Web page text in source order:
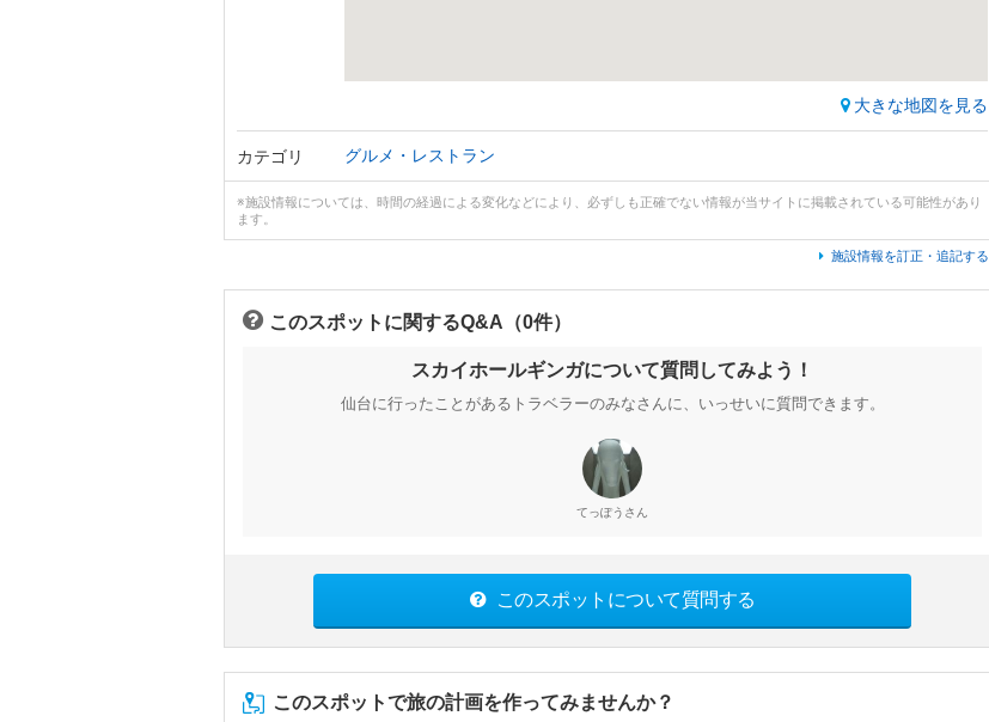
大きな地図を見る
カテゴリ グルメ・レストラン
※施設情報については、時間の経過による変化などにより、必ずしも正確でない情報が当サイトに掲載されている可能性があり
ます。
施設情報を訂正・追記する
このスポットに関するQ&A（0件）
スカイホールギンガについて質問してみよう！
仙台に行ったことがあるトラベラーのみなさんに、いっせいに質問できます。
てっぽう さん
このスポットについて質問する
このスポットで旅の計画を作ってみませんか？